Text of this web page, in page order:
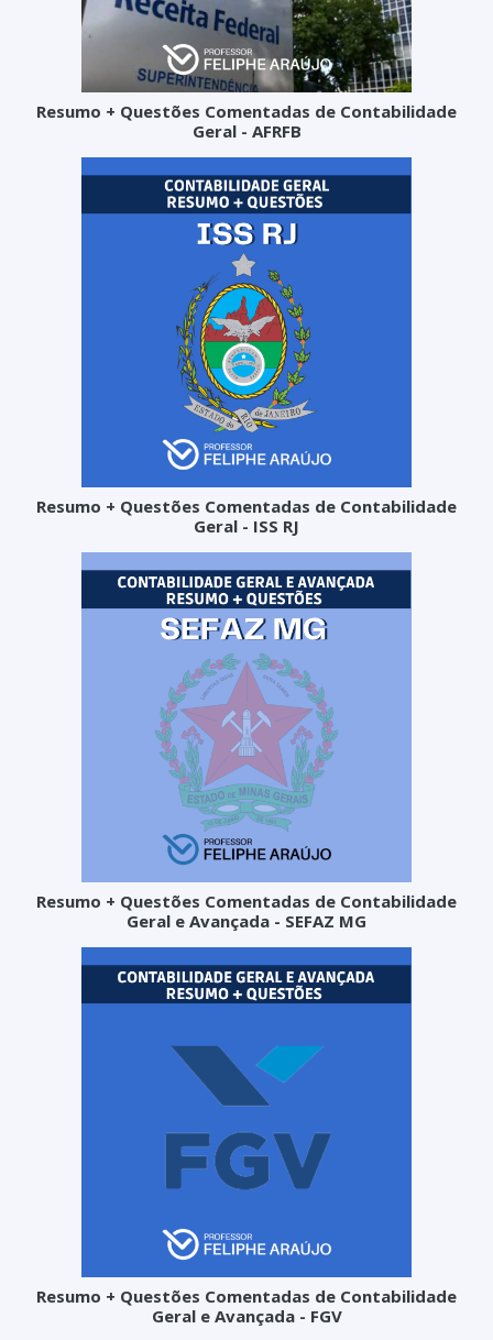
Resumo + Questões Comentadas de Contabilidade
Geral - AFRFB
Resumo + Questões Comentadas de Contabilidade
Geral - ISS RJ
Resumo + Questões Comentadas de Contabilidade
Geral e Avançada - SEFAZ MG
Resumo + Questões Comentadas de Contabilidade
Geral e Avançada - FGV